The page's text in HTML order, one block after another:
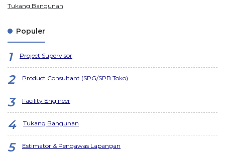
Tukang Bangunan
Populer
Project Supervisor
Product Consultant (SPG/SPB Toko)
Facility Engineer
Tukang Bangunan
Estimator & Pengawas Lapangan